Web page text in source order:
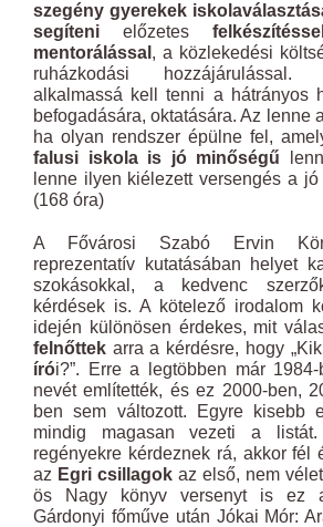
szegény gyerekek
segíteni előzetes felkészítéssel
mentorálással , a közlekedési
ruházkodási
alkalmassá kell tenni a hátrányos
befogadására, oktatására. Az lenne
ha olyan rendszer épülne fel,
falusi iskola is jó minőségű
lenne ilyen kiélezett versengés a jó
(168 óra)
A Fővárosi Szabó Ervin
reprezentatív kutatásában helyet
szokásokkal, a kedvenc
kérdések is. A kötelező irodalom
idején különösen érdekes, mit
felnőttek arra a kérdésre, hogy
írói?”. Erre a legtöbben már
nevét említették, és ez 2000-ben,
ben sem változott. Egyre kisebb
mindig magasan vezeti a
regényekre kérdeznek rá, akkor fél
az Egri csillagok az első, nem
ös Nagy könyv versenyt is ez
Gárdonyi főműve után Jókai Mór: